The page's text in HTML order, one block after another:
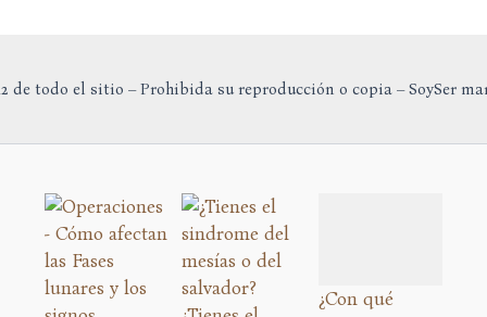
de todo el sitio – Prohibida su reproducción o copia – SoySer
¿Con qué